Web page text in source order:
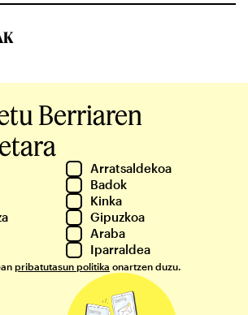
Berriaren
Arratsaldekoa
Badok
Kinka
Gipuzkoa
Araba
Iparraldea
pribatutasun politika onartzen duzu.